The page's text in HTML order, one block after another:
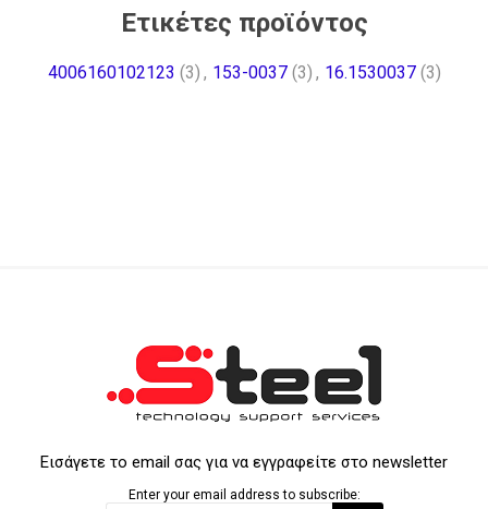
Ετικέτες προϊόντος
4006160102123 (3) , 153-0037 (3) , 16.1530037 (3)
Εισάγετε το email σας για να εγγραφείτε στο newsletter
Enter your email address to subscribe: